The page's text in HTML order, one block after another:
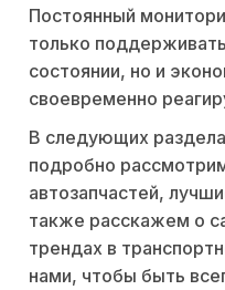
Постоянный
только
состоянии, но и
своевременно
В следующих
подробно
автозапчастей,
также расскажем о
трендах в
нами, чтобы быть